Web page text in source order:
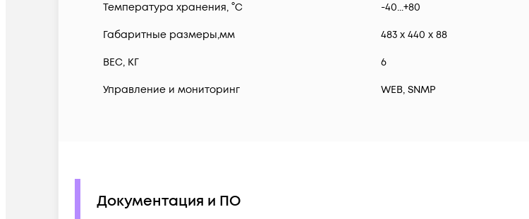
Температура хранения, °С -40...+80
Габаритные размеры,мм 483 x 440 x 88
ВЕС, КГ 6
Управление и мониторинг WEB, SNMP
Документация и ПО